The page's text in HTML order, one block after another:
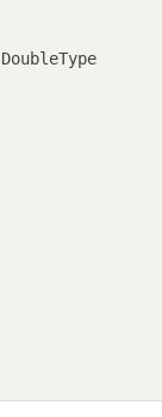
DoubleType